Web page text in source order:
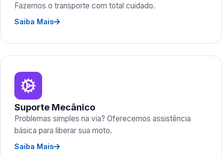
Fazemos o transporte com total cuidado.
Saiba Mais
Suporte Mecânico
Problemas simples na via? Oferecemos assistência
básica para liberar sua moto.
Saiba Mais